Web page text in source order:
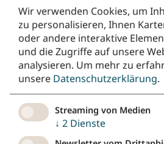
Trost Dank/danken Licht
Morgen
Nun danket alle Gott |
our God - Béni soit le
Nr. 321 •Evangelisches
Dank/danken Lob/Loben
Not/Sorgen
Wir verwenden Cookies, um
zu personalisieren, Ihnen
oder andere interaktive
und die Zugriffe auf unsere
analysieren. Um mehr zu
unsere Datenschutzerklärung.
Streaming von Medien
↓ 2 Dienste